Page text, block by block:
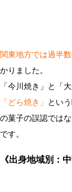
関東地方では過半
かりました。
「今川焼き」と「
「どら焼き」
とい
の菓子の誤認では
です。
《出身地域別：